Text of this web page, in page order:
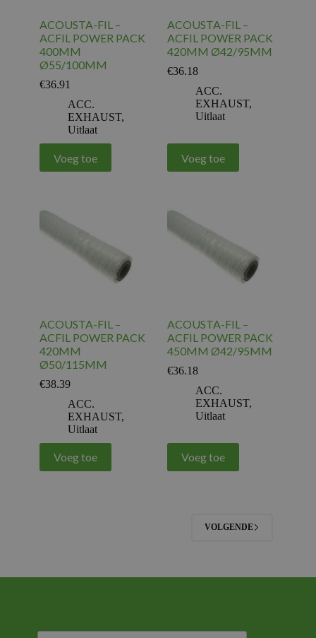
ACOUSTA-FIL –
ACFIL POWER PACK
400MM
Ø55/100MM
€36.91
ACC.
EXHAUST,
Uitlaat
Voeg toe
ACOUSTA-FIL –
ACFIL POWER PACK
420MM Ø42/95MM
€36.18
ACC.
EXHAUST,
Uitlaat
Voeg toe
ACOUSTA-FIL –
ACFIL POWER PACK
420MM
Ø50/115MM
€38.39
ACC.
EXHAUST,
Uitlaat
Voeg toe
ACOUSTA-FIL –
ACFIL POWER PACK
450MM Ø42/95MM
€36.18
ACC.
EXHAUST,
Uitlaat
Voeg toe
VOLGENDE